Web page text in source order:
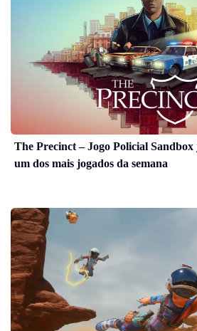
The Precinct – Jogo Policial Sandbox
um dos mais jogados da semana